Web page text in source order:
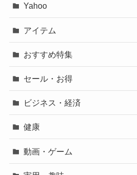
Yahoo
アイテム
おすすめ特集
セール・お得
ビジネス・経済
健康
動画・ゲーム